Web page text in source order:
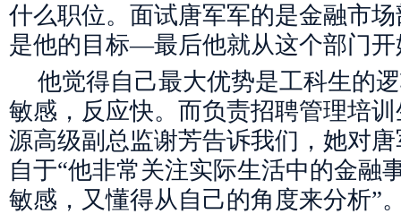
什么职位。面试唐军军的是金融市
是他的目标—最后他就从这个部门开
他觉得自己最大优势是工科生的
敏感，反应快。而负责招聘管理培
源高级副总监谢芳告诉我们，她对
自于“他非常关注实际生活中的金融
敏感，又懂得从自己的角度来分析”